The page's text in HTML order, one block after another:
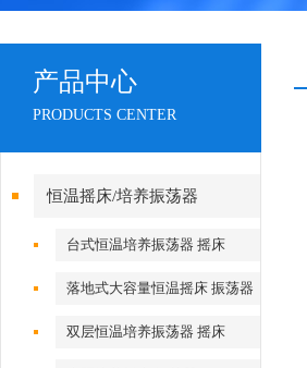
产品中心
PRODUCTS CENTER
恒温摇床/培养振荡器
台式恒温培养振荡器 摇床
落地式大容量恒温摇床 振荡器
双层恒温培养振荡器 摇床